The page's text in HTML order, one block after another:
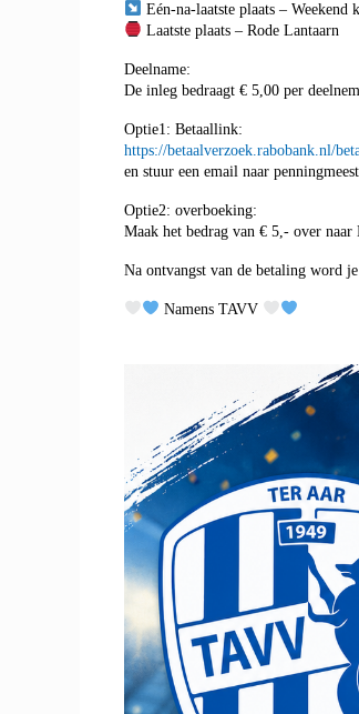
Eén-na-laatste plaats – Weekend
Laatste plaats – Rode Lantaarn
Deelname:
De inleg bedraagt € 5,00 per
Optie1: Betaallink:
https://betaalverzoek.rabobank.nl/
en stuur een email naar
Optie2: overboeking:
Maak het bedrag van € 5,- over
Na ontvangst van de betaling word
Namens TAVV